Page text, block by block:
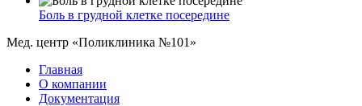
Боль в грудной клетке посередине
Мед. центр «Поликлиника №101»
Главная
О компании
Документация